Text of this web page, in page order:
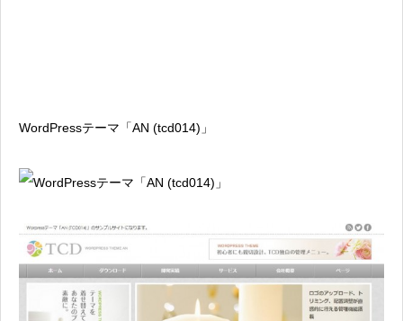
WordPressテーマ「AN (tcd014)」